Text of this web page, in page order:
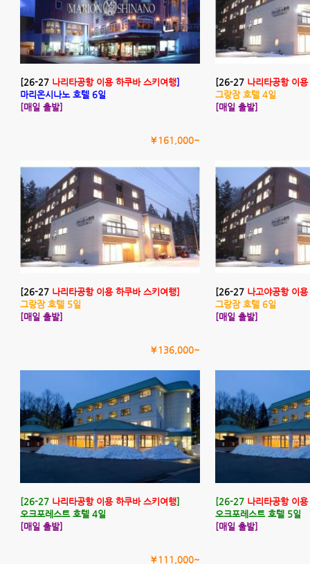
[26-27 나리타공항 이용 하쿠바 스키여행]
마리온시나노 호텔 6일
[매일 출발]
￥161,000~
[26-27 나리타공항 이
그랑잠 호텔 4일
[매일 출발]
[26-27 나리타공항 이용 하쿠바 스키여행]
그랑잠 호텔 5일
[매일 출발]
￥136,000~
[26-27 나고야공항 이
그랑잠 호텔 6일
[매일 출발]
[26-27 나리타공항 이용 하쿠바 스키여행]
오크포레스트 호텔 4일
[매일 출발]
￥111,000~
[26-27 나리타공항 이
오크포레스트 호텔 5일
[매일 출발]